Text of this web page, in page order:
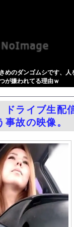
ディアでは、絶っっっ
ラビアの水着ショット
の立場で同情を買おう
突然ツイートｗｗｗｗｗ
死 “主犯格”の特定少年
無限快楽地獄～』をraw
ム「9門開放！（全力放
パー堀大輔さん、リス
もL型エンジン…この
、ついに、、、
表監督を追及「なぜ負け
きか…1万年ぶり史上最
た。私が上に物を投げ
めのダンゴムシです、人
が嫌われてる理由ｗ
ドライブ生配
故の映像。